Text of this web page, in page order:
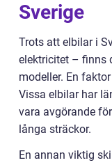
Sverige
Trots att elbilar i
elektricitet – finns
modeller. En
Vissa elbilar har
vara avgörande
långa sträckor.
En annan viktig